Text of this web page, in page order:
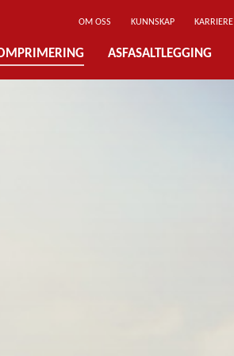
OM OSS KUNNSKAP KARRIERE
ASFASALTLEGGING